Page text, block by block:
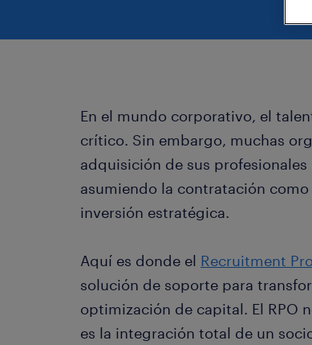
En el mundo corporativo, el
crítico. Sin embargo, muchas
adquisición de sus
asumiendo la contratación
inversión estratégica.
Aquí es donde el Recruitment
solución de soporte para
optimización de capital. El RPO
es la integración total de un